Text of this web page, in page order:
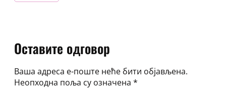
Оставите одговор
Ваша адреса е-поште неће бити објављена.
Неопходна поља су означена *